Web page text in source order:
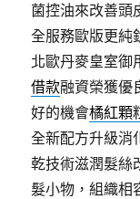
菌控油來改善頭
全服務歐版更純
北歐丹麥皇室御
借款融資榮獲優
好的機會橘紅顆
全新配方升級消
乾技術滋潤髮絲
髮小物，組織相